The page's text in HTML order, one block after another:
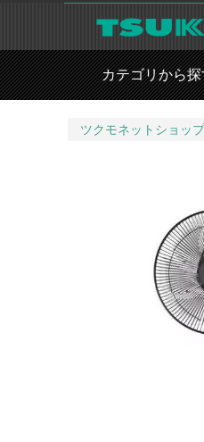
カテゴリから探
ツクモネットショップ